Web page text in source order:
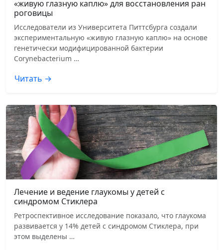
«живую глазную каплю» для восстановления ран
роговицы
Исследователи из Университета Питтсбурга создали
экспериментальную «живую глазную каплю» на основе
генетически модифицированной бактерии
Corynebacterium …
Читать →
Лечение и ведение глаукомы у детей с
синдромом Стиклера
Ретроспективное исследование показало, что глаукома
развивается у 14% детей с синдромом Стиклера, при
этом выделены …